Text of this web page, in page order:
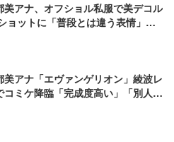
美アナ、オフショル私服で美デコル
ョットに「普段とは違う表情」
美アナ「エヴァンゲリオン」綾波レ
コミケ降臨「完成度高い」「別人み